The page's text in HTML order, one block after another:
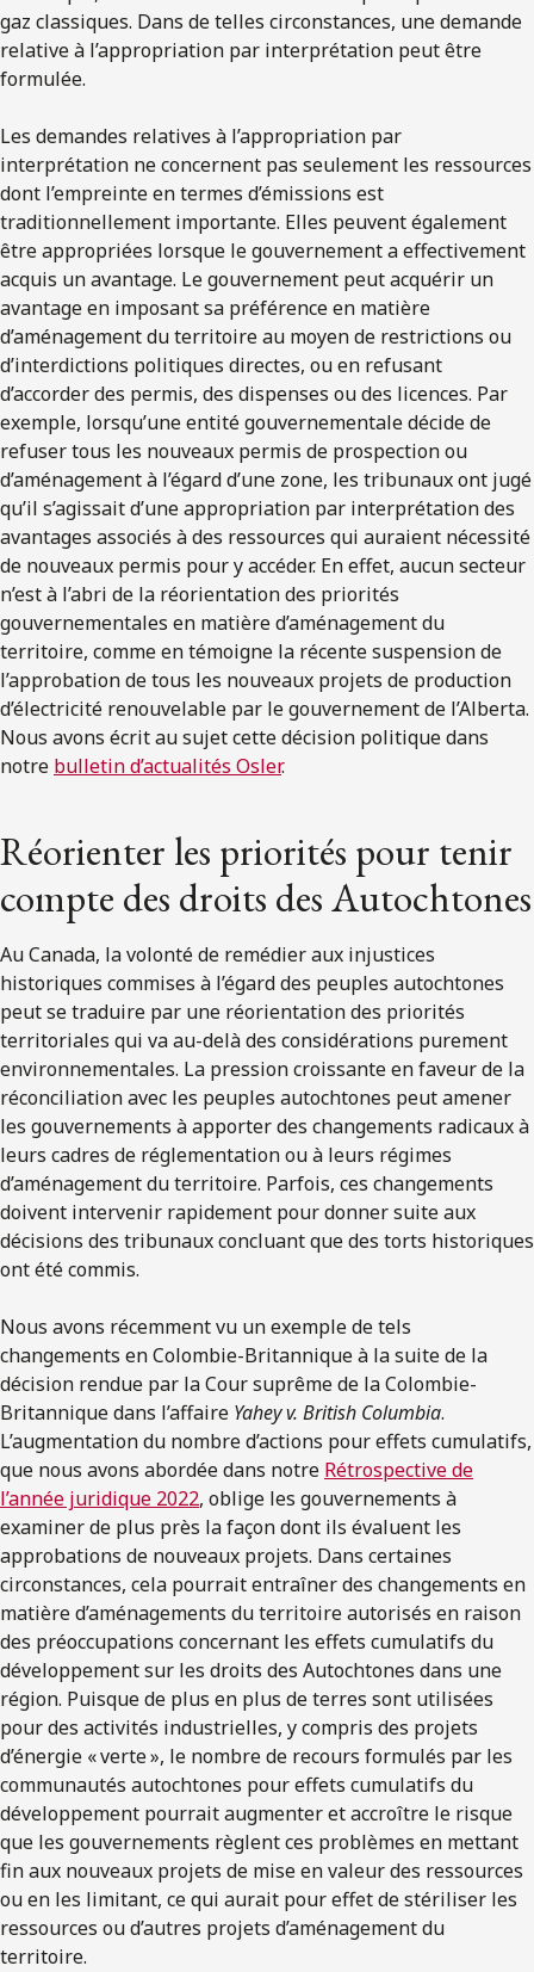
gaz classiques. Dans de telles circonstances, une demande
relative à l’appropriation par interprétation peut être
formulée.
Les demandes relatives à l’appropriation par
interprétation ne concernent pas seulement les ressources
dont l’empreinte en termes d’émissions est
traditionnellement importante. Elles peuvent également
être appropriées lorsque le gouvernement a effectivement
acquis un avantage. Le gouvernement peut acquérir un
avantage en imposant sa préférence en matière
d’aménagement du territoire au moyen de restrictions ou
d’interdictions politiques directes, ou en refusant
d’accorder des permis, des dispenses ou des licences. Par
exemple, lorsqu’une entité gouvernementale décide de
refuser tous les nouveaux permis de prospection ou
d’aménagement à l’égard d’une zone, les tribunaux ont jugé
qu’il s’agissait d’une appropriation par interprétation des
avantages associés à des ressources qui auraient nécessité
de nouveaux permis pour y accéder. En effet, aucun secteur
n’est à l’abri de la réorientation des priorités
gouvernementales en matière d’aménagement du
territoire, comme en témoigne la récente suspension de
l’approbation de tous les nouveaux projets de production
d’électricité renouvelable par le gouvernement de l’Alberta.
Nous avons écrit au sujet cette décision politique dans
notre bulletin d’actualités Osler.
Réorienter les priorités pour tenir
compte des droits des Autochtones
Au Canada, la volonté de remédier aux injustices
historiques commises à l’égard des peuples autochtones
peut se traduire par une réorientation des priorités
territoriales qui va au-delà des considérations purement
environnementales. La pression croissante en faveur de la
réconciliation avec les peuples autochtones peut amener
les gouvernements à apporter des changements radicaux à
leurs cadres de réglementation ou à leurs régimes
d’aménagement du territoire. Parfois, ces changements
doivent intervenir rapidement pour donner suite aux
décisions des tribunaux concluant que des torts historiques
ont été commis.
Nous avons récemment vu un exemple de tels
changements en Colombie-Britannique à la suite de la
décision rendue par la Cour suprême de la Colombie-
Britannique dans l’affaire Yahey v. British Columbia.
L’augmentation du nombre d’actions pour effets cumulatifs,
que nous avons abordée dans notre Rétrospective de
l’année juridique 2022, oblige les gouvernements à
examiner de plus près la façon dont ils évaluent les
approbations de nouveaux projets. Dans certaines
circonstances, cela pourrait entraîner des changements en
matière d’aménagements du territoire autorisés en raison
des préoccupations concernant les effets cumulatifs du
développement sur les droits des Autochtones dans une
région. Puisque de plus en plus de terres sont utilisées
pour des activités industrielles, y compris des projets
d’énergie « verte », le nombre de recours formulés par les
communautés autochtones pour effets cumulatifs du
développement pourrait augmenter et accroître le risque
que les gouvernements règlent ces problèmes en mettant
fin aux nouveaux projets de mise en valeur des ressources
ou en les limitant, ce qui aurait pour effet de stériliser les
ressources ou d’autres projets d’aménagement du
territoire.